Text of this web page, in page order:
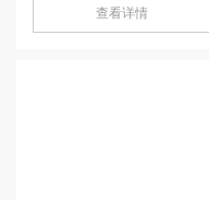
查看详情